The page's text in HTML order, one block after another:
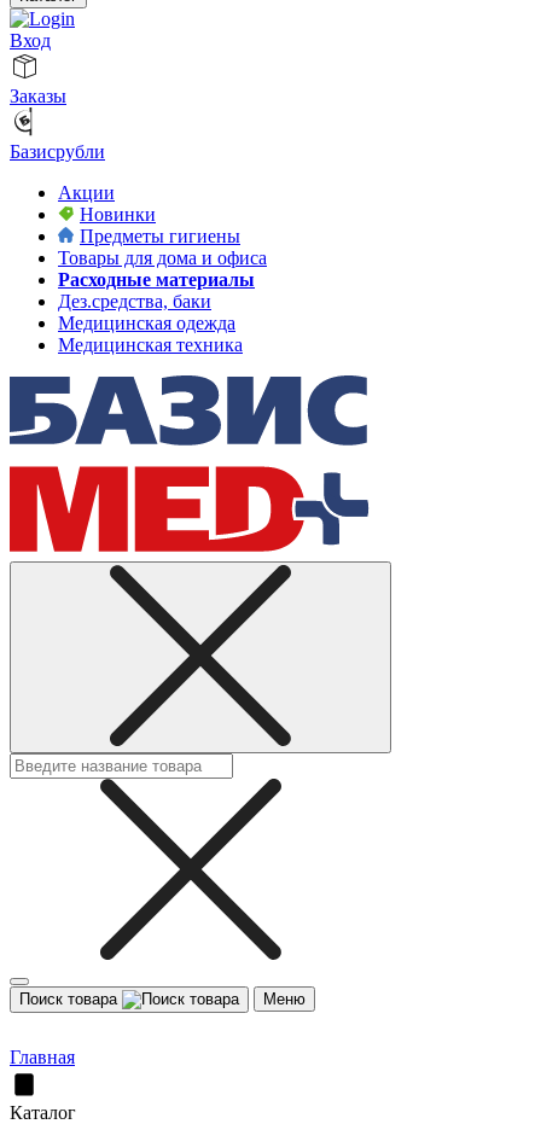
Вход
Заказы
Базисрубли
Акции
Новинки
Предметы гигиены
Товары для дома и офиса
Расходные материалы
Дез.средства, баки
Медицинская одежда
Медицинская техника
Поиск товара Меню
Главная
Каталог